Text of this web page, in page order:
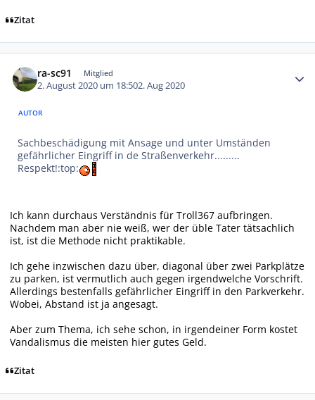
Zitat
ra-sc91 Mitglied
2. August 2020 um 18:502. Aug 2020
AUTOR
Sachbeschädigung mit Ansage und unter Umständen
gefährlicher Eingriff in de Straßenverkehr.........
Respekt!:top:
Ich kann durchaus Verständnis für Troll367 aufbringen.
Nachdem man aber nie weiß, wer der üble Tater tätsachlich
ist, ist die Methode nicht praktikable.
Ich gehe inzwischen dazu über, diagonal über zwei Parkplätze
zu parken, ist vermutlich auch gegen irgendwelche Vorschrift.
Allerdings bestenfalls gefährlicher Eingriff in den Parkverkehr.
Wobei, Abstand ist ja angesagt.
Aber zum Thema, ich sehe schon, in irgendeiner Form kostet
Vandalismus die meisten hier gutes Geld.
Zitat